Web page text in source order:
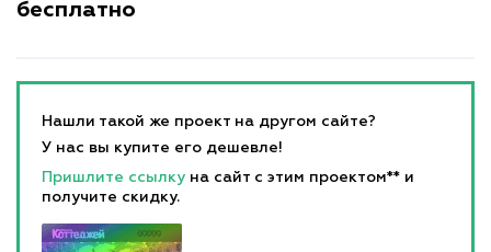
бесплатно
Нашли такой же проект на другом сайте?
У нас вы купите его дешевле!
Пришлите ссылку на сайт с этим проектом** и
получите скидку.